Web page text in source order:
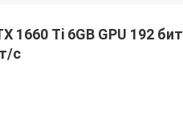
1660 Ti 6GB GPU 192 бит
с